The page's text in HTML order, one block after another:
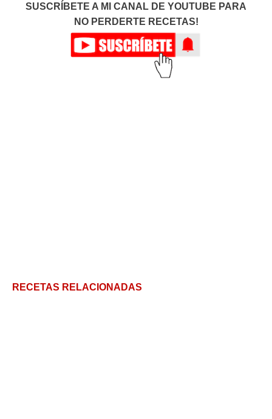
SUSCRÍBETE A MI CANAL DE YOUTUBE PARA
NO PERDERTE RECETAS!
RECETAS RELACIONADAS